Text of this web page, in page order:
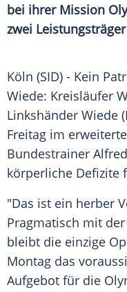
bei ihrer Mission
zwei
Köln (SID) - Kein
Wiede: Kreisläufer
Linkshänder Wiede
Freitag im
Bundestrainer
körperliche Defizite
"Das ist ein herber
Pragmatisch mit
bleibt die einzige
Montag das
Aufgebot für die